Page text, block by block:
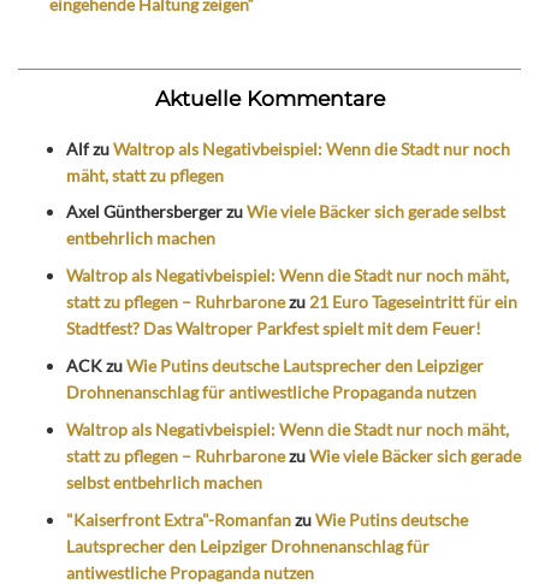
Aktuelle Kommentare
AlfzuWaltrop als Negativbeispiel: Wenn die Stadt nur noch
mäht, statt zu pflegen
Axel GünthersbergerzuWie viele Bäcker sich gerade selbst
entbehrlich machen
Waltrop als Negativbeispiel: Wenn die Stadt nur noch mäht,
statt zu pflegen – Ruhrbaronezu 21 Euro Tageseintritt für ein
Stadtfest? Das Waltroper Parkfest spielt mit dem Feuer!
ACKzuWie Putins deutsche Lautsprecher den Leipziger
Drohnenanschlag für antiwestliche Propaganda nutzen
Waltrop als Negativbeispiel: Wenn die Stadt nur noch mäht,
statt zu pflegen – RuhrbaronezuWie viele Bäcker sich gerade
selbst entbehrlich machen
"Kaiserfront Extra"-RomanfanzuWie Putins deutsche
Lautsprecher den Leipziger Drohnenanschlag für
antiwestliche Propaganda nutzen